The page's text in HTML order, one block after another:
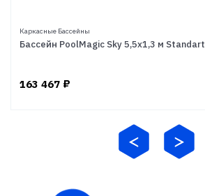
Каркасные Бассейны
Бассейн PoolMagic Sky 5,5x1,3 м Standart
163 467 ₽